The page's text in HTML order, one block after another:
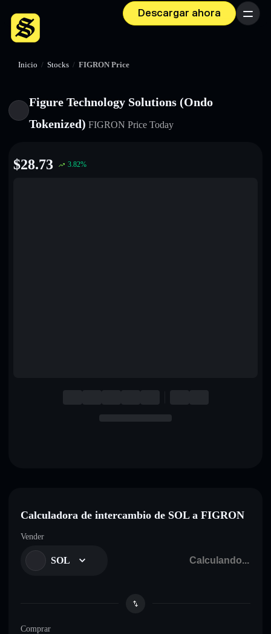
Descargar ahora Menú
Inicio / Stocks / FIGRON Price
Figure Technology Solutions (Ondo
Tokenized) FIGRON Price Today
$28.73 3.82%
Calculadora de intercambio de SOL a FIGRON
Vender
SOL
Comprar